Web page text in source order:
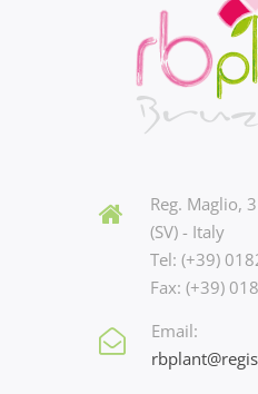
Reg. Maglio,
(SV) - Italy
Tel: (+39)
Fax: (+39)
Email: